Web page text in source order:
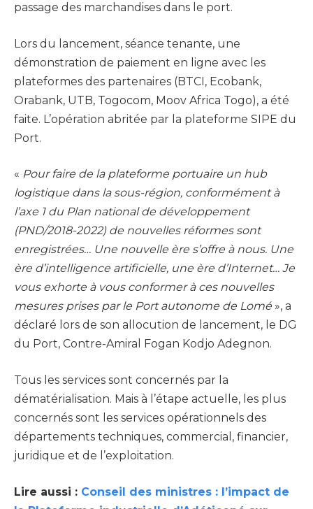
passage des marchandises dans le port.
Lors du lancement, séance tenante, une
démonstration de paiement en ligne avec les
plateformes des partenaires (BTCI, Ecobank,
Orabank, UTB, Togocom, Moov Africa Togo), a été
faite. L’opération abritée par la plateforme SIPE du
Port.
« Pour faire de la plateforme portuaire un hub
logistique dans la sous-région, conformément à
l’axe 1 du Plan national de développement
(PND/2018-2022) de nouvelles réformes sont
enregistrées… Une nouvelle ère s’offre à nous. Une
ère d’intelligence artificielle, une ère d’Internet… Je
vous exhorte à vous conformer à ces nouvelles
mesures prises par le Port autonome de Lomé », a
déclaré lors de son allocution de lancement, le DG
du Port, Contre-Amiral Fogan Kodjo Adegnon.
Tous les services sont concernés par la
dématérialisation. Mais à l’étape actuelle, les plus
concernés sont les services opérationnels des
départements techniques, commercial, financier,
juridique et de l’exploitation.
Lire aussi : Conseil des ministres : l’impact de